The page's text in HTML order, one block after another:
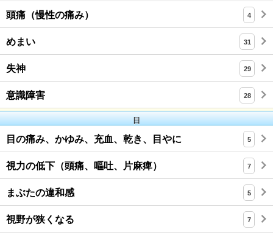
頭痛（慢性の痛み） 4
めまい 31
失神 29
意識障害 28
目
目の痛み、かゆみ、充血、乾き、目やに 5
視力の低下（頭痛、嘔吐、片麻痺） 7
まぶたの違和感 5
視野が狭くなる 7